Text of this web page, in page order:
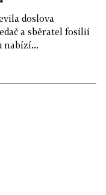
doslova
a sběratel fosílií
nabízí...